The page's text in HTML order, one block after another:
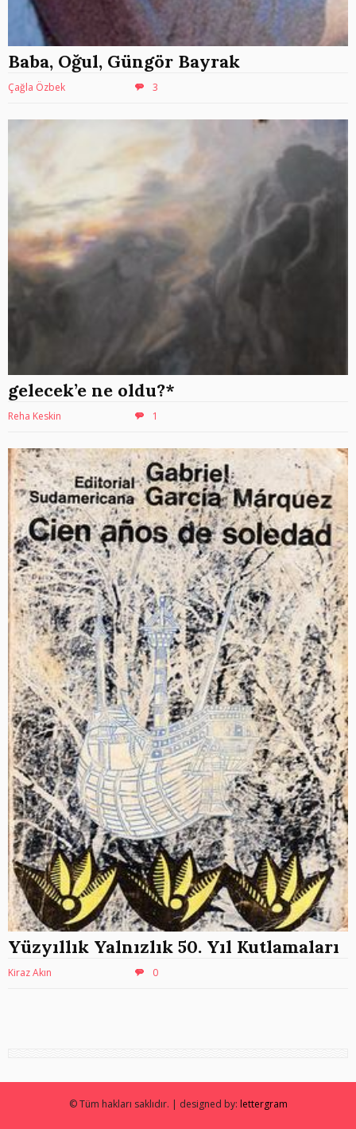
Baba, Oğul, Güngör Bayrak
Çağla Özbek 3
gelecek’e ne oldu?*
Reha Keskin 1
Yüzyıllık Yalnızlık 50. Yıl Kutlamaları
Kiraz Akın 0
© Tüm hakları saklıdır. | designed by: lettergram